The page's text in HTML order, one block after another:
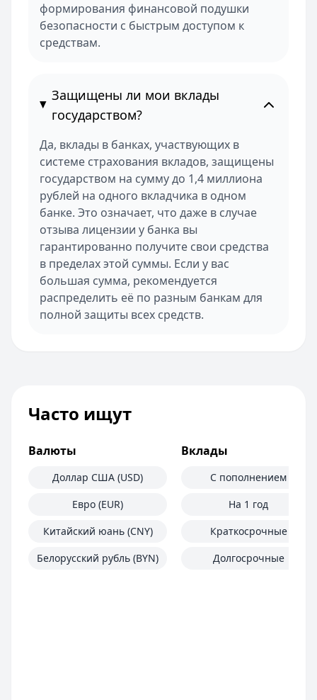
формирования финансовой подушки
безопасности с быстрым доступом к
средствам.
Защищены ли мои вклады
государством?
Да, вклады в банках, участвующих в
системе страхования вкладов, защищены
государством на сумму до 1,4 миллиона
рублей на одного вкладчика в одном
банке. Это означает, что даже в случае
отзыва лицензии у банка вы
гарантированно получите свои средства
в пределах этой суммы. Если у вас
большая сумма, рекомендуется
распределить её по разным банкам для
полной защиты всех средств.
Часто ищут
Валюты
Доллар США (USD)
Евро (EUR)
Китайский юань (CNY)
Белорусский рубль (BYN)
Вклады
С пополнением
На 1 год
Краткосрочные
Долгосрочные